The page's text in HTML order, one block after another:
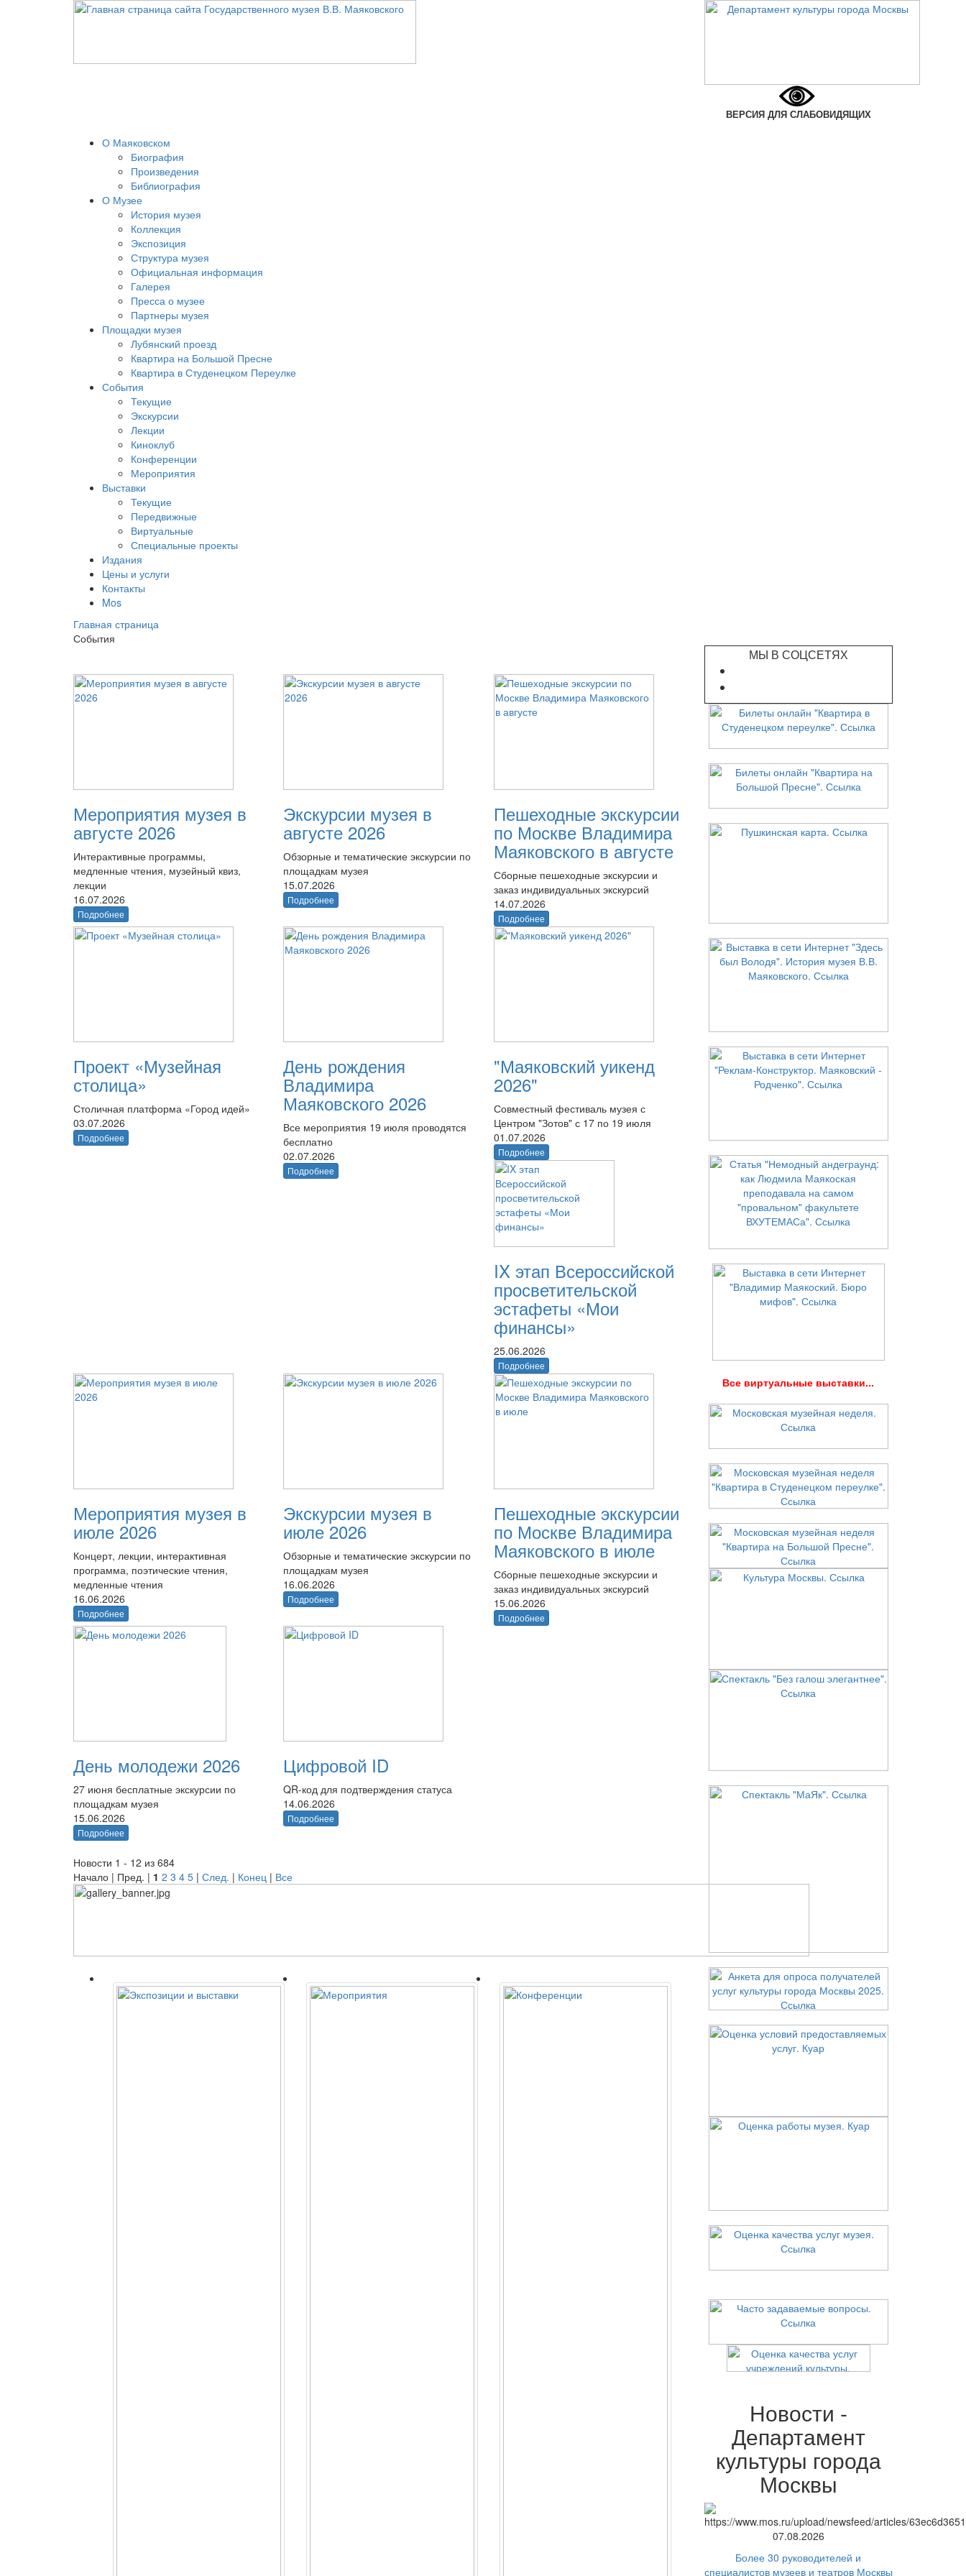
ВЕРСИЯ ДЛЯ СЛАБОВИДЯЩИХ
О Маяковском
Биография
Произведения
Библиография
О Музее
История музея
Коллекция
Экспозиция
Структура музея
Официальная информация
Галерея
Пресса о музее
Партнеры музея
Площадки музея
Лубянский проезд
Квартира на Большой Пресне
Квартира в Студенецком Переулке
События
Текущие
Экскурсии
Лекции
Киноклуб
Конференции
Мероприятия
Выставки
Текущие
Передвижные
Виртуальные
Специальные проекты
Издания
Цены и услуги
Контакты
Mos
Главная страница
События
Мероприятия музея в
августе 2026
Интерактивные программы,
медленные чтения, музейный квиз,
лекции
16.07.2026
Подробнее
Экскурсии музея в
августе 2026
Обзорные и тематические экскурсии по
площадкам музея
15.07.2026
Подробнее
Пешеходные экскурсии
по Москве Владимира
Маяковского в августе
Сборные пешеходные экскурсии и
заказ индивидуальных экскурсий
14.07.2026
Подробнее
Проект «Музейная
столица»
Столичная платформа «Город идей»
03.07.2026
Подробнее
День рождения
Владимира
Маяковского 2026
Все мероприятия 19 июля проводятся
бесплатно
02.07.2026
Подробнее
"Маяковский уикенд
2026"
Совместный фестиваль музея с
Центром "Зотов" с 17 по 19 июля
01.07.2026
Подробнее
IX этап Всероссийской
просветительской
эстафеты «Мои
финансы»
25.06.2026
Подробнее
Мероприятия музея в
июле 2026
Концерт, лекции, интерактивная
программа, поэтические чтения,
медленные чтения
16.06.2026
Подробнее
Экскурсии музея в
июле 2026
Обзорные и тематические экскурсии по
площадкам музея
16.06.2026
Подробнее
Пешеходные экскурсии
по Москве Владимира
Маяковского в июле
Сборные пешеходные экскурсии и
заказ индивидуальных экскурсий
15.06.2026
Подробнее
День молодежи 2026
27 июня бесплатные экскурсии по
площадкам музея
15.06.2026
Подробнее
Цифровой ID
QR-код для подтверждения статуса
14.06.2026
Подробнее
Новости 1 - 12 из 684
Начало | Пред. | 1 2 3 4 5 | След. | Конец | Все
МЫ В СОЦСЕТЯХ
Все виртуальные выставки...
Новости -
Департамент
культуры города
Москвы
07.08.2026
Более 30 руководителей и
специалистов музеев и театров Москвы